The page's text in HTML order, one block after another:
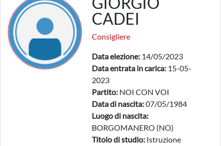
CADEI
Consigliere
Data elezione: 14/05/2023
Data entrata in carica: 15-05-
2023
Partito: NOI CON VOI
Data di nascita:07/05/1984
Luogo di nascita:
BORGOMANERO (NO)
Titolo di studio: Istruzione